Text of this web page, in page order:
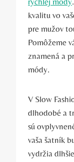
kvalitu vo
pre mužov
Pomôžeme
znamená a
módy.
V Slow
dlhodobé a
sú
vaša šatník
vydržia